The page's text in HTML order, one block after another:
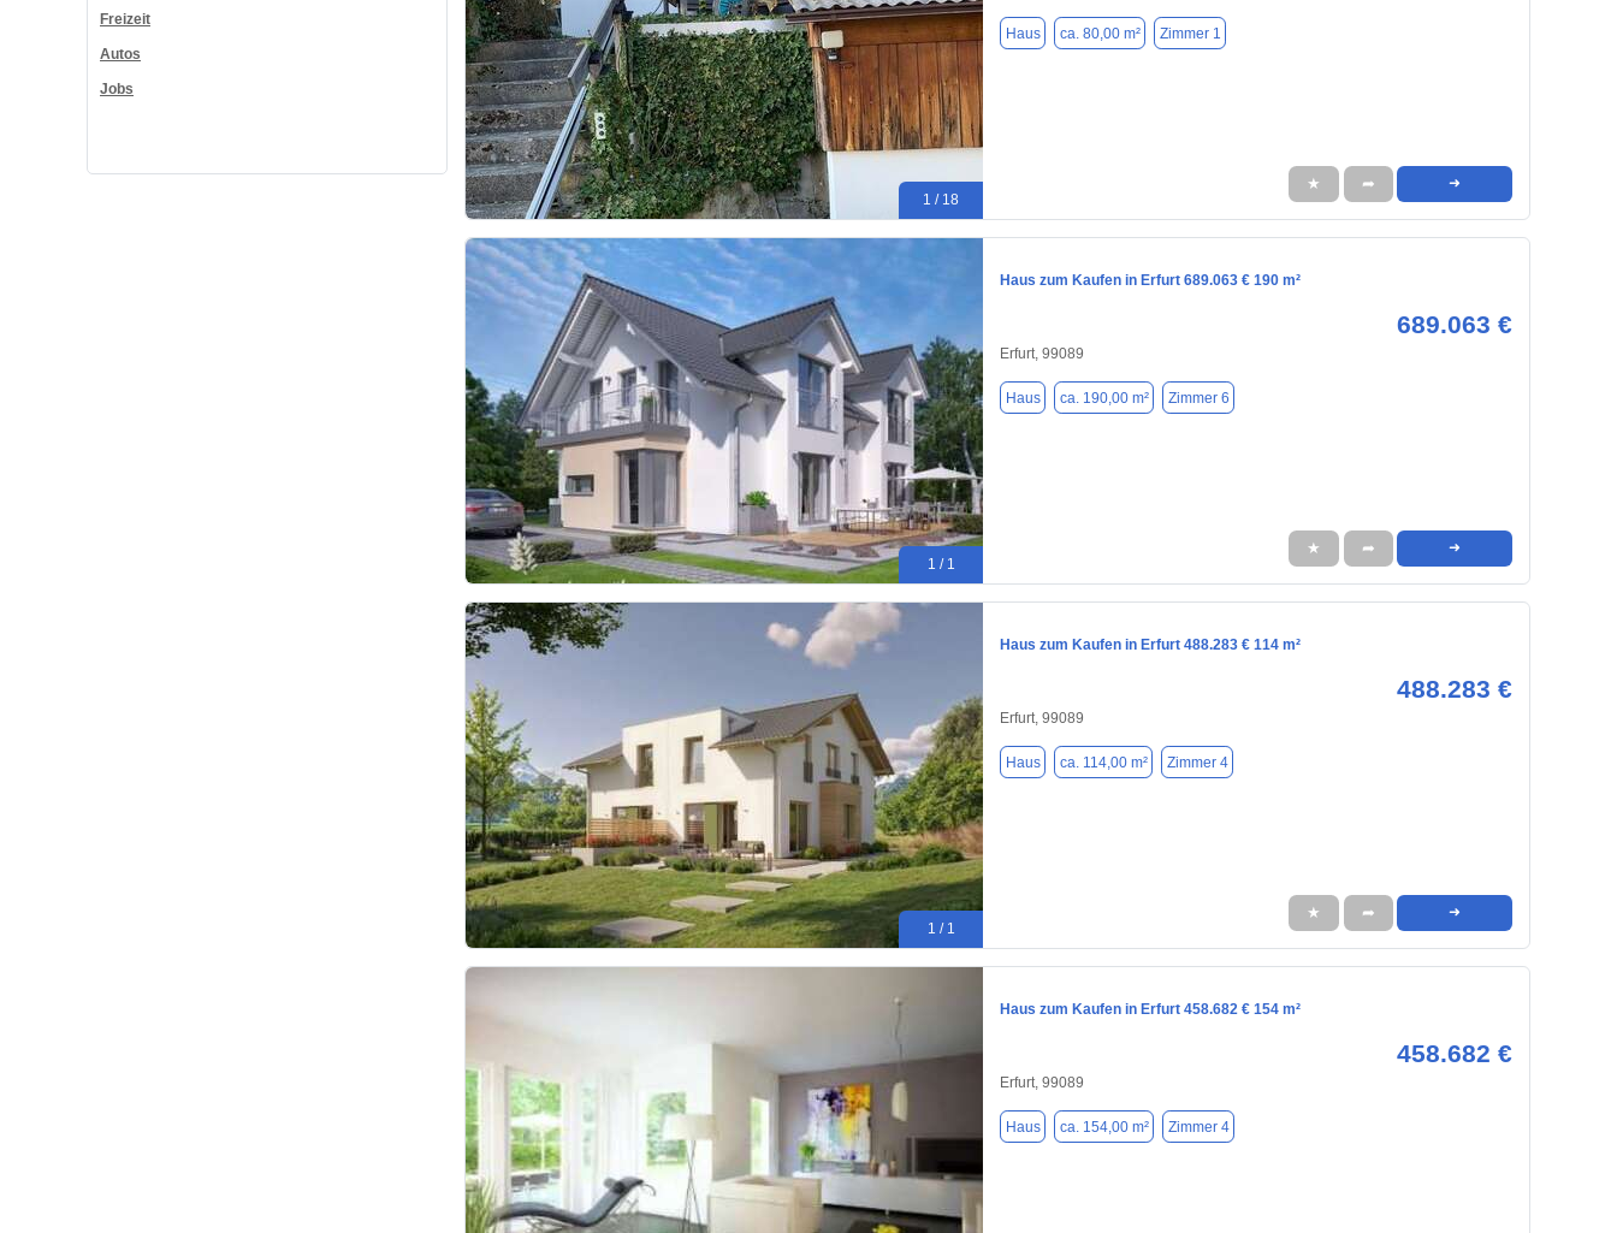
Freizeit
Autos
Jobs
1 / 18
Haus ca. 80,00 m² Zimmer 1
★ ➦ ➜
1 / 1
Haus zum Kaufen in Erfurt 689.063 € 190 m²
689.063 €
Erfurt, 99089
Haus ca. 190,00 m² Zimmer 6
★ ➦ ➜
1 / 1
Haus zum Kaufen in Erfurt 488.283 € 114 m²
488.283 €
Erfurt, 99089
Haus ca. 114,00 m² Zimmer 4
★ ➦ ➜
Haus zum Kaufen in Erfurt 458.682 € 154 m²
458.682 €
Erfurt, 99089
Haus ca. 154,00 m² Zimmer 4